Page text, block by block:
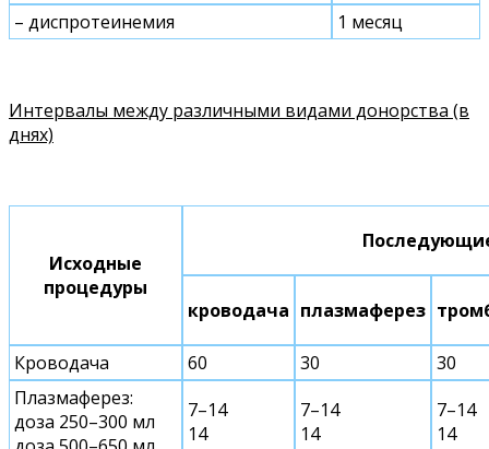
– диспротеинемия
1 месяц
Интервалы между различными видами донорства (в
днях)
Исходные
процедуры
кроводача плазмаферез
Кроводача 60 30
30
Плазмаферез:
доза 250–300 мл
7–14
14
7–14
14
7–14
14